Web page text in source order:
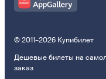
© 2011–2026 Купибилет
Дешевые билеты на
заказ